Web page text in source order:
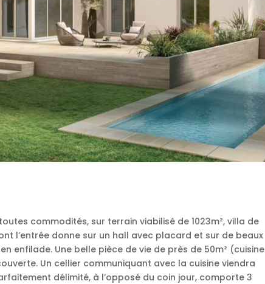
commodités, sur terrain viabilisé de 1023m², villa de
l’entrée donne sur un hall avec placard et sur de beaux
enfilade. Une belle pièce de vie de près de 50m² (cuisine
Un cellier communiquant avec la cuisine viendra
délimité, à l’opposé du coin jour, comporte 3